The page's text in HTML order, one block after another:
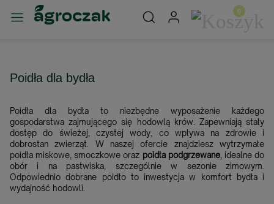
Poidła dla bydła
Poidła dla bydła to niezbędne wyposażenie każdego
gospodarstwa zajmującego się hodowlą krów. Zapewniają stały
dostęp do świeżej, czystej wody, co wpływa na zdrowie i
dobrostan zwierząt. W naszej ofercie znajdziesz wytrzymałe
poidła miskowe, smoczkowe oraz poidła podgrzewane, idealne do
obór i na pastwiska, szczególnie w sezonie zimowym.
Odpowiednio dobrane poidło to inwestycja w komfort bydła i
wydajność hodowli.